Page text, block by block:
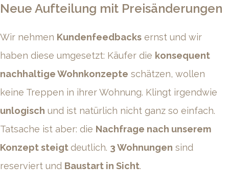
Neue Aufteilung mit Preisänderungen
Wir nehmen Kundenfeedbacks ernst und wir
haben diese umgesetzt: Käufer die konsequent
nachhaltige Wohnkonzepte schätzen, wollen
keine Treppen in ihrer Wohnung. Klingt irgendwie
unlogisch und ist natürlich nicht ganz so einfach.
Tatsache ist aber: die Nachfrage nach unserem
Konzept steigt deutlich. 3 Wohnungen sind
reserviert und Baustart in Sicht.